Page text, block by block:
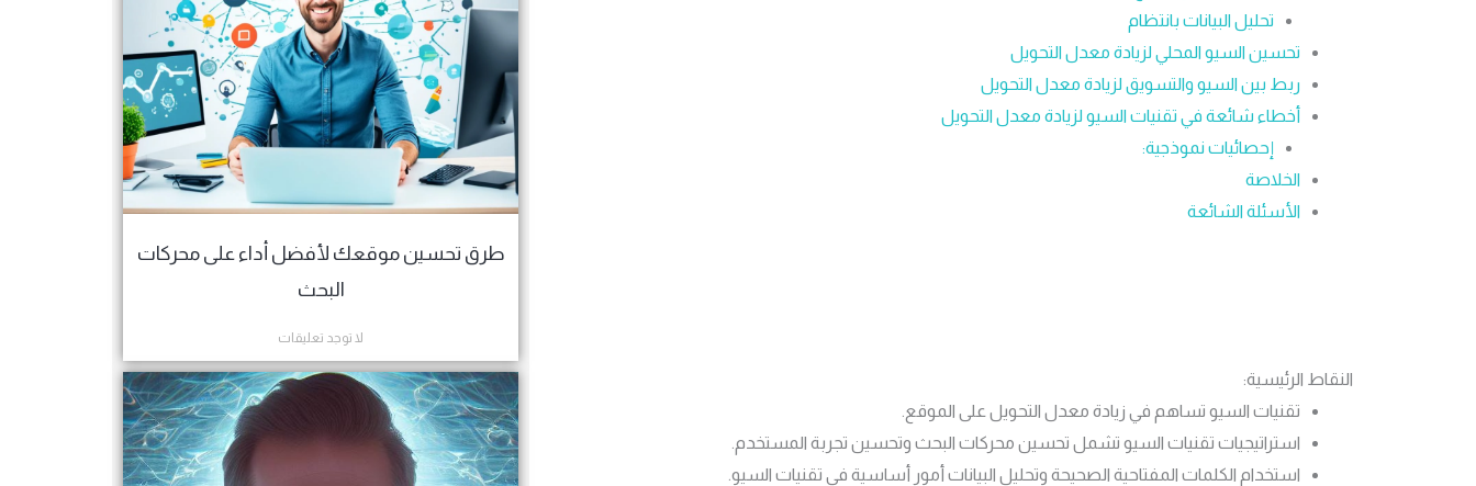
تحليل البيانات بانتظام
تحسين السيو المحلي لزيادة معدل التحويل
ربط بين السيو والتسويق لزيادة معدل التحويل
أخطاء شائعة في تقنيات السيو لزيادة معدل التحويل
إحصائيات نموذجية:
الخلاصة
الأسئلة الشائعة
النقاط الرئيسية:
تقنيات السيو تساهم في زيادة معدل التحويل على الموقع.
استراتيجيات تقنيات السيو تشمل تحسين محركات البحث وتحسين تجربة المستخدم.
استخدام الكلمات المفتاحية الصحيحة وتحليل البيانات أمور أساسية في تقنيات السيو.
طرق تحسين موقعك لأفضل أداء على محركات
البحث
لا توجد تعليقات